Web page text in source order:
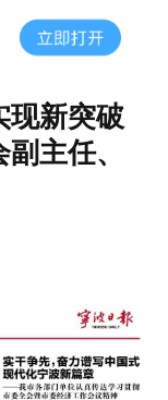
现新突破
主任、